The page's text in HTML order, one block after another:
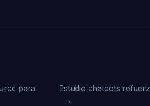
para
Estudio chatbots
→